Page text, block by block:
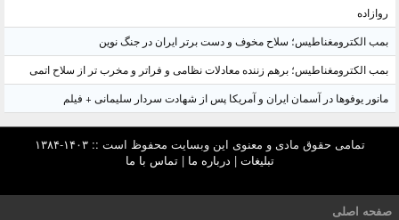
روازاده
بمب الکترومغناطیس؛ سلاح مخوف و دست برتر ایران در جنگ نوین
بمب الکترومغناطیس؛ برهم زننده معادلات نظامی و فراتر و مخرب تر از سلاح اتمی
مانور یوفوها در آسمان ایران و آمریکا پس از شهادت سردار سلیمانی + فیلم
تمامی حقوق مادی و معنوی این وبسایت محفوظ است :: ۱۴۰۳-۱۳۸۴
تبلیغات | درباره ما |تماس با ما
صفحه اصلی